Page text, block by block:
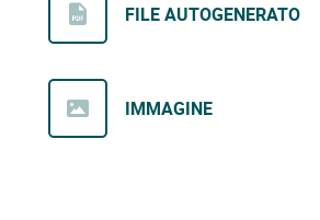
FILE AUTOGENERATO
IMMAGINE